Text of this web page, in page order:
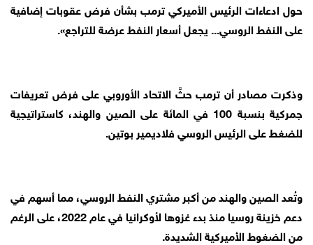
حول ادعاءات الرئيس الأميركي ترمب بشأن فرض عقوبات إضافية
على النفط الروسي... يجعل أسعار النفط عرضة للتراجع».
وذكرت مصادر أن ترمب حثَّ الاتحاد الأوروبي على فرض تعريفات
جمركية بنسبة 100 في المائة على الصين والهند، كاستراتيجية
للضغط على الرئيس الروسي فلاديمير بوتين.
وتُعد الصين والهند من أكبر مشتري النفط الروسي، مما أسهم في
دعم خزينة روسيا منذ بدء غزوها لأوكرانيا في عام 2022، على الرغم
من الضغوط الأميركية الشديدة.